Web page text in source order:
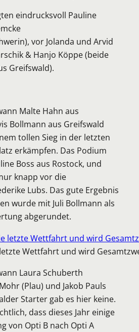
eindrucksvoll Pauline
vor Jolanda und Arvid
& Hanjo Köppe (beide
Greifswald).
Malte Hahn aus
Bollmann aus Greifswald
tollen Sieg in der letzten
erkämpfen. Das Podium
Boss aus Rostock, und
knapp vor die
Lubs. Das gute Ergebnis
wurde mit Juli Bollmann als
abgerundet.
Wettfahrt und wird
Laura Schuberth
(Plau) und Jakob Pauls
Starter gab es hier keine.
dass dieses Jahr einige
von Opti B nach Opti A